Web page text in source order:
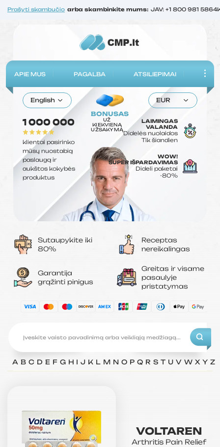
Prašyti skambučio arba skambinkite mums: JAV: +1 800 981 5864
APIE MUS PAGALBA ATSILIEPIMAI
BONUSAS
UŽ
KIEKVIENĄ
UŽSAKYMĄ
English EUR
1 000 000
klientai pasirinko
mūsų nuostabią
paslaugą ir
aukštos kokybės
produktus
LAIMINGAS
VALANDA
Didelės nuolaidos
Tik šiandien
WOW!
SUPER IŠPARDAVIMAS
Dideli paketai
-80%
Sutaupykite iki
80%
Receptas
nereikalingas
Garantija
grąžinti pinigus
Greitas ir visame
pasaulyje
pristatymas
A B C D E F G H I J K L M N O P Q R S T U V W X Y Z
VOLTAREN
Arthritis Pain Relief